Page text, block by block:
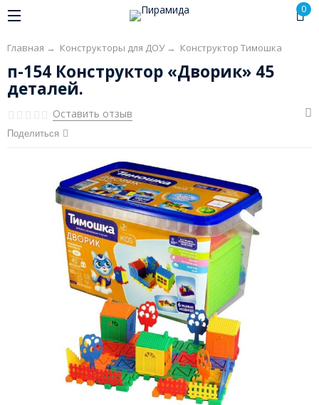
0
Главная → Конструкторы для ДОУ → Конструктор Тимошка
п-154 Конструктор «Дворик» 45
деталей.
Оставить отзыв
Поделиться